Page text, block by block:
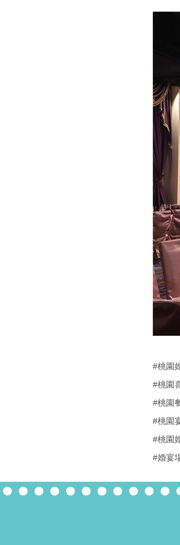
#桃園
#桃園
#桃園
#桃園
#桃園
#婚宴